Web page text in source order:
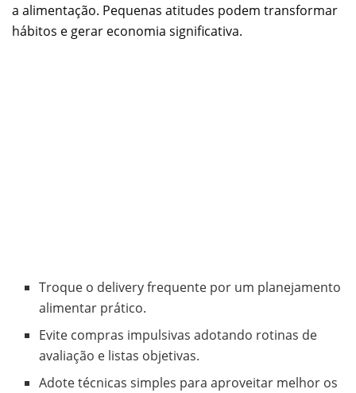
a alimentação. Pequenas atitudes podem transformar
hábitos e gerar economia significativa.
Troque o delivery frequente por um planejamento
alimentar prático.
Evite compras impulsivas adotando rotinas de
avaliação e listas objetivas.
Adote técnicas simples para aproveitar melhor os